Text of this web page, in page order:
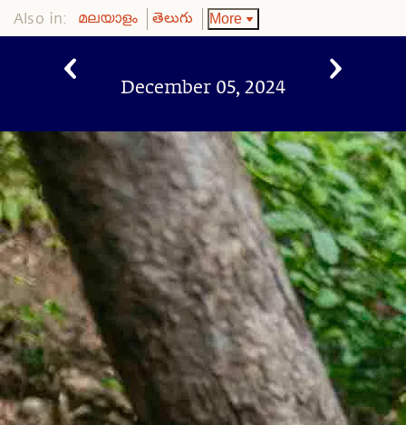
Also in: മലയാളം తెలుగు More
December 05, 2024